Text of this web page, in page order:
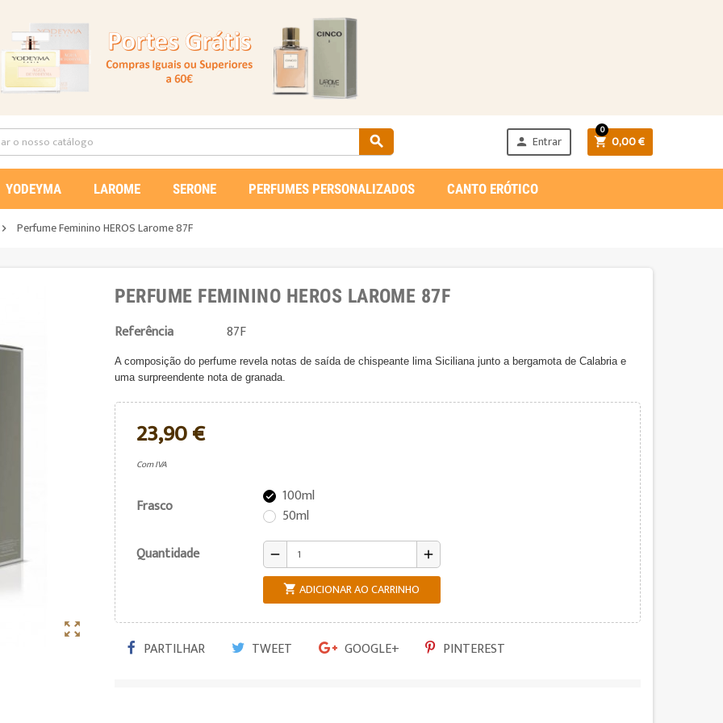
  Entrar  0,00 €
0
YODEYMA LAROME SERONE PERFUMES PERSONALIZADOS CANTO ERÓTICO
Perfume Feminino HEROS Larome 87F

PERFUME FEMININO HEROS LAROME 87F
Referência 87F
A composição do perfume revela notas de saída de chispeante lima Siciliana junto a bergamota de Calabria e
uma surpreendente nota de granada.
23,90 €
Com IVA
Frasco 
100ml
50ml
Quantidade
remove add
 ADICIONAR AO CARRINHO
PARTILHAR TWEET GOOGLE+ PINTEREST